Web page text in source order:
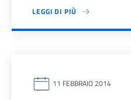
LEGGI DI PIÙ
11 FEBBRAIO 2014